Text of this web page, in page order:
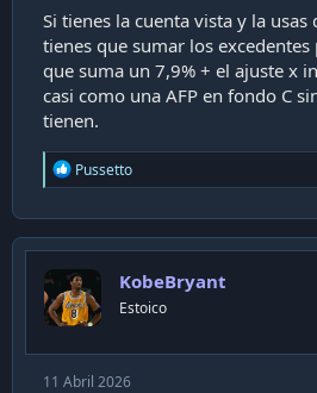
años, de hecho, era casi igual de
departamentos. Considerando
conlleva tener una propiedad.
Si tienes la cuenta vista y la usas
tienes que sumar los
que suma un 7,9% + el ajuste x
casi como una AFP en fondo C
tienen.
R
e
c
t
o
n
s
Pussetto
KobeBryant
Estoico
11 Abril 2026